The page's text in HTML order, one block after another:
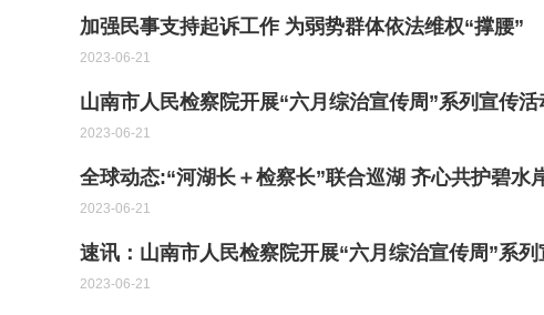
加强民事支持起诉工作 为弱势群体依法维权“撑腰”
2023-06-21
山南市人民检察院开展“六月综治宣传周”系列宣传活
2023-06-21
全球动态:“河湖长＋检察长”联合巡湖 齐心共护碧水
2023-06-21
速讯：山南市人民检察院开展“六月综治宣传周”系
2023-06-21